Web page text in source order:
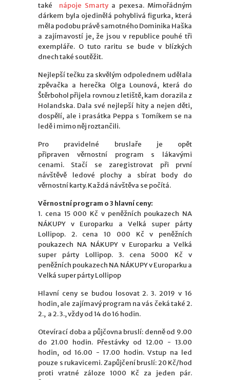
také
nápoje Smarty a pexesa. Mimořádným
dárkem byla ojedinělá pohyblivá figurka, která
měla podobu právě samotného Dominika Haška
a zajímavostí je, že jsou v republice pouhé tři
exempláře. O tuto raritu se bude v blízkých
dnech také soutěžit.
Nejlepší tečku za skvělým odpolednem udělala
zpěvačka a herečka Olga Lounová, která do
Štěrbohol přijela rovnou z letiště, kam dorazila z
Holandska. Dala své nejlepší hity a nejen děti,
dospělí, ale i prasátka Peppa s Tomíkem se na
ledě i mimo něj roztančili.
Pro pravidelné bruslaře je opět
připraven věrnostní program s lákavými
cenami. Stačí se zaregistrovat při první
návštěvě ledové plochy a sbírat body do
věrnostní karty. Každá návštěva se počítá.
Věrnostní program o 3 hlavní ceny:
1. cena 15 000 Kč v peněžních poukazech NA
NÁKUPY v Europarku a Velká super párty
Lollipop. 2. cena 10 000 Kč v peněžních
poukazech NA NÁKUPY v Europarku a Velká
super párty Lollipop. 3. cena 5000 Kč v
peněžních poukazech NA NÁKUPY v Europarku a
Velká super párty Lollipop
Hlavní ceny se budou losovat 2. 3. 2019 v 16
hodin, ale zajímavý program na vás čeká také 2.
2., a 2. 3., vždy od 14 do 16 hodin.
Otevírací doba a půjčovna bruslí: denně od 9.00
do 21.00 hodin. Přestávky od 12.00 - 13.00
hodin, od 16.00 - 17.00 hodin. Vstup na led
pouze s rukavicemi. Zapůjčení bruslí: 20 Kč/hod
proti vratné záloze 1000 Kč za jeden pár.